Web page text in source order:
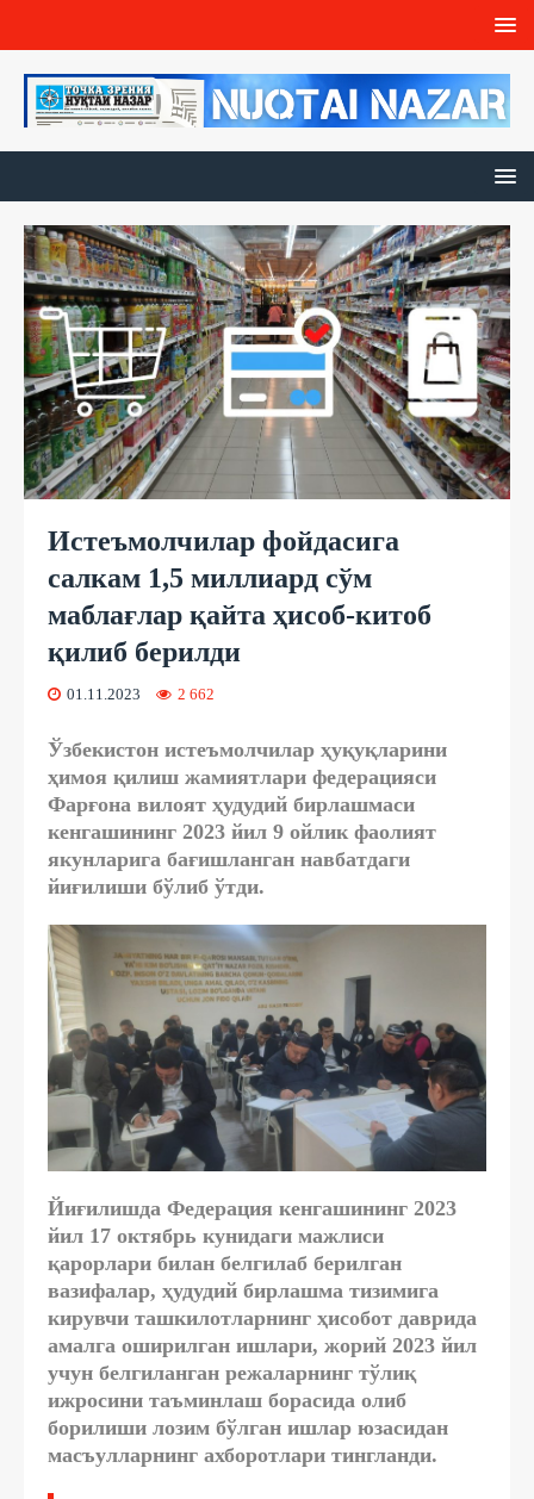
Истеъмолчилар фойдасига
салкам 1,5 миллиард сўм
маблағлар қайта ҳисоб-китоб
қилиб берилди
01.11.2023 2 662
Ўзбекистон истеъмолчилар ҳуқуқларини
ҳимоя қилиш жамиятлари федерацияси
Фарғона вилоят ҳудудий бирлашмаси
кенгашининг 2023 йил 9 ойлик фаолият
якунларига бағишланган навбатдаги
йиғилиши бўлиб ўтди.
Йиғилишда Федерация кенгашининг 2023
йил 17 октябрь кунидаги мажлиси
қарорлари билан белгилаб берилган
вазифалар, ҳудудий бирлашма тизимига
кирувчи ташкилотларнинг ҳисобот даврида
амалга оширилган ишлари, жорий 2023 йил
учун белгиланган режаларнинг тўлиқ
ижросини таъминлаш борасида олиб
борилиши лозим бўлган ишлар юзасидан
масъулларнинг ахборотлари тингланди.